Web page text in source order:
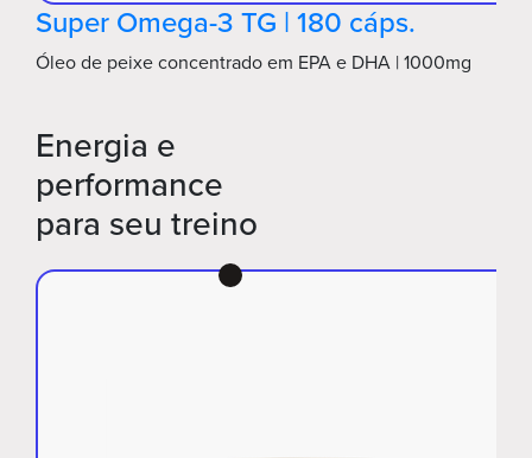
Super Omega-3 TG | 180 cáps.
Óleo de peixe concentrado em EPA e DHA | 1000mg
Energia e
performance
para seu treino